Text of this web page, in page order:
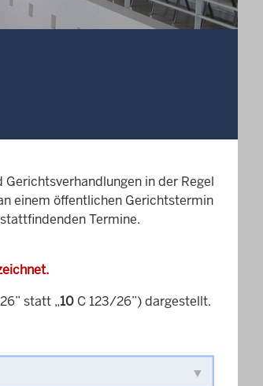
in der Regel
einem öffentlichen Gerichtstermin
Termine.
statt „10 C 123/26”) dargestellt.